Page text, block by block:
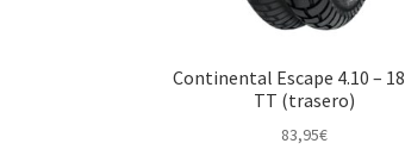
Continental Escape 4.10 – 18
TT (trasero)
83,95€